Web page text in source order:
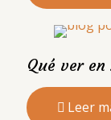
Qué ver
Leer